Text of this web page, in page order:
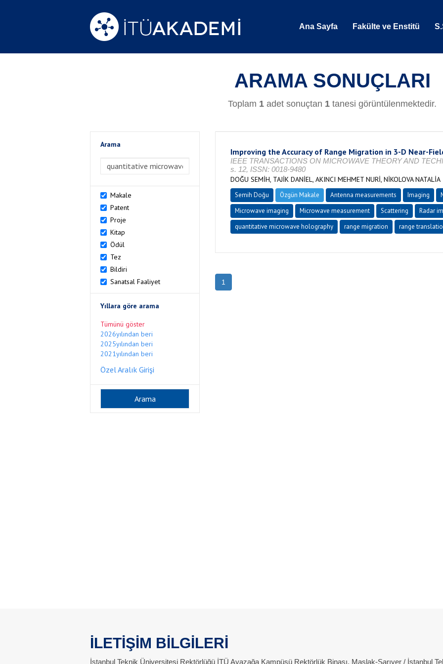
Ana Sayfa Fakülte ve Enstitü
ARAMA SONUÇLARI
Toplam 1 adet sonuçtan 1 tanesi görüntülenmektedir.
Arama
>Arama
Makale
Patent
Proje
Kitap
Ödül
Tez
Bildiri
Sanatsal Faaliyet
Yıllara göre arama
Tümünü göster
2026yılından beri
2025yılından beri
2021yılından beri
Özel Aralık Girişi
Improving the Accuracy of Range Migration in 3-D Near-
IEEE TRANSACTIONS ON MICROWAVE THEORY AND
s. 12, ISSN: 0018-9480
DOĞU SEMİH, TAJİK DANİEL, AKINCI MEHMET NURİ, NİKOLOVA NATALİA
Semih Doğu Özgün Makale Antenna measurements Imaging
Microwave imaging
Microwave measurement Scattering
Radar
quantitative microwave holography
range migration range
1
İLETİŞİM BİLGİLERİ
İstanbul Teknik Üniversitesi Rektörlüğü İTÜ Ayazağa Kampüsü Rektörlük Binası, Maslak-Sarıyer / İstanbul